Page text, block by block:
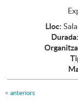
Lloc:
Durada:
< anteriors